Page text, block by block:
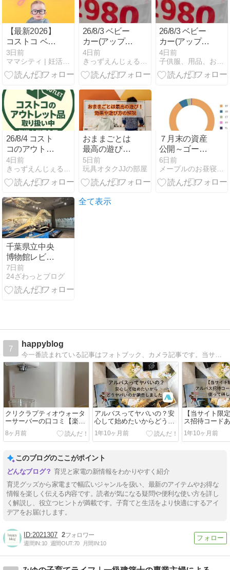
パック
WELLATON（ウ
エラトーン）
ツープラスワ
ン 白髪染め
SHARP（シ
ャープ） 衣類
乾燥除湿機 1
台（CV-S180-
W）
PRINGLES（プ
リングズ）バ
ターキャラメ
ル味 など入荷
いたしました
パック
WELLATON（ウ
エラトーン）
ツープラスワ
ン 白髪染め
SHARP（シ
ャープ） 衣類
乾燥除湿機 1
PRINGLES（プ
リングズ）バ
ターキャラメ
ル味 など入荷
いたしました
【最新2026】
コストコ ベビ
ーフェアは次
回いつ開催？
おむつのセー
3日前
ママシティ | 妊活・プレママ・ママの情報サイト
26/8/3 ベビー
カー(アップリ
カ イージーバ
ギー コンビ ス
ゴカルスイッ
エアリア) ハ
イローチェア
(アップリカ
ユラリズムク
ッション) ブ
ランド子供服
(H&M ブリー
ズ トミーヒル
フィガー MPS
60cmから
130cm) など品
出ししました
4日前
26/8/3 ベビー
カー(アップリ
カ イージーバ
ギー コンビ ス
ゴカルスイッ
イローチェア
(アップリカ
ユラリズムク
ッション) ブ
ランド子供服
(H&M ブリー
ズ トミーヒル
フィガー MPS
60cmから
4日前
26/8/4 コスト
コのアウトレ
ット品入荷予
定リスト ギン
ビス たべっ子
っとうどん ア
ソート 6種セ
ット
VERSOS（ベ
ルソス）高速
製氷機 任天堂
スイッチ2 本
体
ャープ）衣類
4日前
おままごとは
最高の遊び！
効果や遊び方
の解説
5日前
玩具オタクJJの部屋
７月末の資産
公開～ゴール
ド下落続きで
鬱
6日前
千葉県立中央
博物館レビュ
ー｜4歳,7歳の
子ども連れで
楽しめた展示
7日前
24ざわっとブログ
全て表示
7
happyblog
クリクラプティオウォータ
ーサーバーの口コミ【楽し
みにしてた実機で水を飲ん
だ話】
8ヶ月前
アルバスってヤバいの？安
心して始めたいからどうヤ
バいのか調査しました！
1年10ヶ月前
【当サイト限
ス招待コード
って得したい
1年10ヶ月前
このブログのここがポイント
育児と家電の新情報をわかりやすく紹介
育児グッズから家電まで幅広いジャンルを扱い、最新のアイテムやお得な
情報を楽しく伝える内容です。読者が気になる疑問や便利な使い方を詳し
く解説し、役立つヒントが満載です。子育てと生活をより快適にするアイ
デアをお届けします。
2021307 2
週間IN:10 週間OUT:70 月間IN:10